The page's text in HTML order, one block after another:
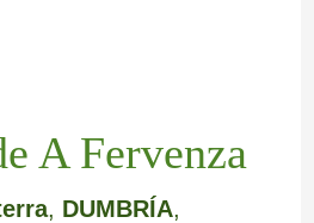
A Fervenza
, DUMBRÍA,